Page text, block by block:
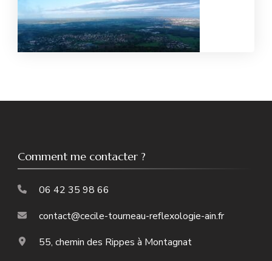
Comment me contacter ?
06 42 35 98 66
contact@cecile-tourneau-reflexologie-ain.fr
55, chemin des Rippes à Montagnat